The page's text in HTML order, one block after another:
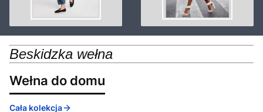
Beskidzka wełna
Wełna do domu
Cała kolekcja